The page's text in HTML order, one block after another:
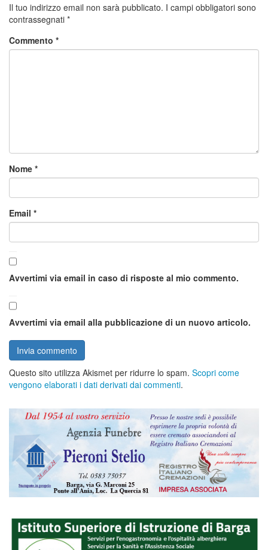
Il tuo indirizzo email non sarà pubblicato. I campi obbligatori sono
contrassegnati *
Commento *
Nome *
Email *
Avvertimi via email in caso di risposte al mio commento.
Avvertimi via email alla pubblicazione di un nuovo articolo.
Questo sito utilizza Akismet per ridurre lo spam. Scopri come
vengono elaborati i dati derivati dai commenti.